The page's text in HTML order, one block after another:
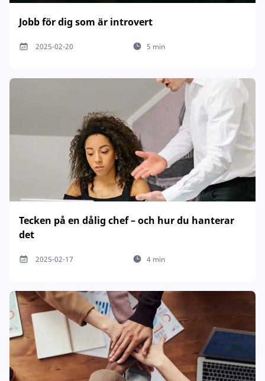
Jobb för dig som är introvert
2025-02-20 5 min
Tecken på en dålig chef – och hur du hanterar
det
2025-02-17 4 min